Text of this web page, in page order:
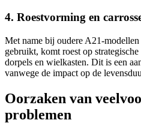
4. Roestvorming en
Met name bij oudere A21-
gebruikt, komt roest op
dorpels en wielkasten. Dit is een
vanwege de impact op de
Oorzaken van
problemen